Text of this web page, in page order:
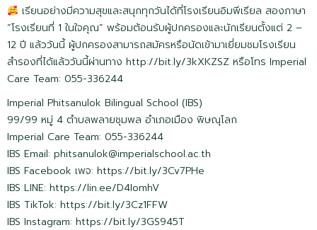
เรียนอย่างมีความสุขและสนุกทุกวันได้ที่โรงเรียนอิมพีเรียล สองภาษา
“โรงเรียนที่ 1 ในใจคุณ” พร้อมต้อนรับผู้ปกครองและนักเรียนตั้งแต่ 2 –
12 ปี แล้ววันนี้ ผู้ปกครองสามารถสมัครหรือนัดเข้ามาเยี่ยมชมโรงเรียน
สำรองที่ได้แล้ววันนี้ผ่านทาง http://bit.ly/3kXKZSZ หรือโทร Imperial
Care Team: 055-336244
Imperial Phitsanulok Bilingual School (IBS)
99/99 หมู่ 4 ตำบลพลายชุมพล อำเภอเมือง พิษณุโลก
Imperial Care Team: 055-336244
IBS Email: phitsanulok@imperialschool.ac.th
IBS Facebook เพจ: https://bit.ly/3Cv7PHe
IBS LINE: https://lin.ee/D4IomhV
IBS TikTok: https://bit.ly/3Cz1FFW
IBS Instagram: https://bit.ly/3GS945T